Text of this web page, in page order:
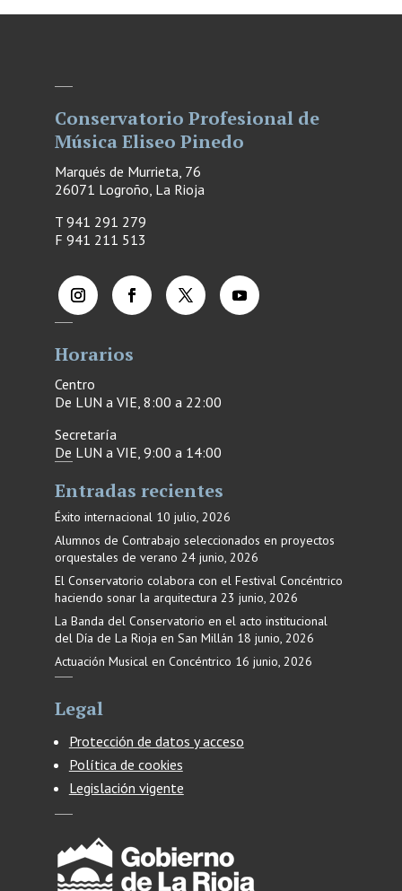
Conservatorio Profesional de
Música Eliseo Pinedo
Marqués de Murrieta, 76
26071 Logroño, La Rioja
T 941 291 279
F 941 211 513
Horarios
Centro
De LUN a VIE, 8:00 a 22:00
Secretaría
De LUN a VIE, 9:00 a 14:00
Entradas recientes
Éxito internacional 10 julio, 2026
Alumnos de Contrabajo seleccionados en proyectos
orquestales de verano 24 junio, 2026
El Conservatorio colabora con el Festival Concéntrico
haciendo sonar la arquitectura 23 junio, 2026
La Banda del Conservatorio en el acto institucional
del Día de La Rioja en San Millán 18 junio, 2026
Actuación Musical en Concéntrico 16 junio, 2026
Legal
Protección de datos y acceso
Política de cookies
Legislación vigente